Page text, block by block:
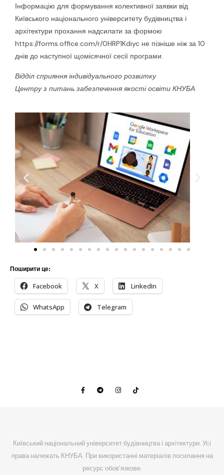
Інформацію для формування колективної заявки від
Київського національного університету будівництва і
архітектури прохання надсилати за формою
https://forms.office.com/r/0HRP1Kdiyc не пізніше ніж за 10
днів до наступної щомісячної сесії програми.
Відділ сприяння індивідуального розвитку
Центру з питань забезпечення якості освіти КНУБА
Поширити це:
Facebook X LinkedIn
WhatsApp Telegram
Київський національний університет будівництва і архітектури. Усі
права належать КНУБА. При використанні матеріалів посилання на
ресурс обов'язкове.